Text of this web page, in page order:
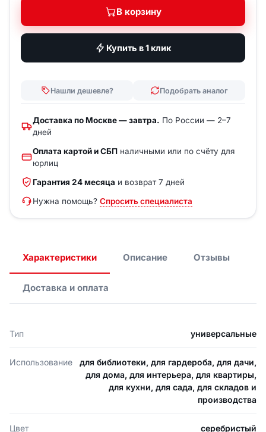
В корзину
Купить в 1 клик
Нашли дешевле? Подобрать аналог
Доставка по Москве — завтра. По России — 2–7
дней
Оплата картой и СБП наличными или по счёту для
юрлиц
Гарантия 24 месяца и возврат 7 дней
Нужна помощь? Спросить специалиста
Характеристики Описание Отзывы
Доставка и оплата
Тип универсальные
Использование
для библиотеки, для гардероба, для дачи,
для дома, для интерьера, для квартиры,
для кухни, для сада, для складов и
производства
Цвет серебристый